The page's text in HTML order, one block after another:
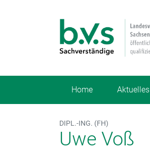
Home Aktuelles
DIPL.-ING. (FH)
Uwe Voß